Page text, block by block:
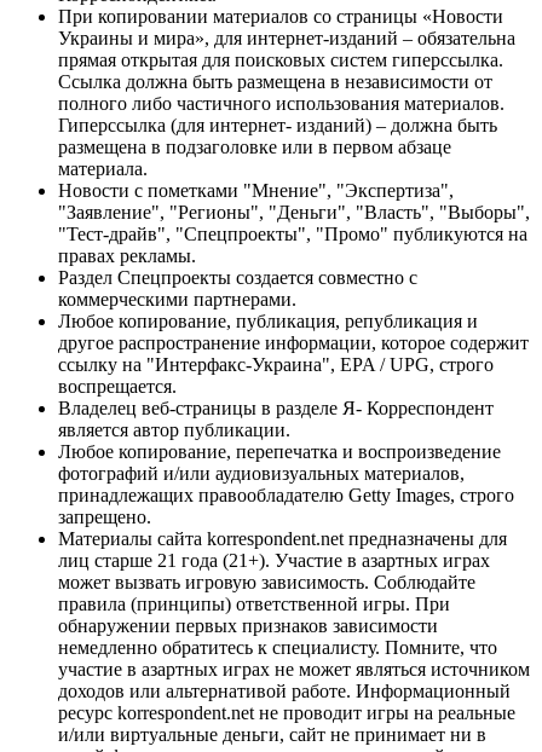
При копировании материалов со страницы «Новости
Украины и мира», для интернет-изданий – обязательна
прямая открытая для поисковых систем гиперссылка.
Ссылка должна быть размещена в независимости от
полного либо частичного использования материалов.
Гиперссылка (для интернет- изданий) – должна быть
размещена в подзаголовке или в первом абзаце
материала.
Новости с пометками "Мнение", "Экспертиза",
"Заявление", "Регионы", "Деньги", "Власть", "Выборы",
"Тест-драйв", "Спецпроекты", "Промо" публикуются на
правах рекламы.
Раздел Спецпроекты создается совместно с
коммерческими партнерами.
Любое копирование, публикация, републикация и
другое распространение информации, которое содержит
ссылку на "Интерфакс-Украина", EPA / UPG, строго
воспрещается.
Владелец веб-страницы в разделе Я- Корреспондент
является автор публикации.
Любое копирование, перепечатка и воспроизведение
фотографий и/или аудиовизуальных материалов,
принадлежащих правообладателю Getty Images, строго
запрещено.
Материалы сайта korrespondent.net предназначены для
лиц старше 21 года (21+). Участие в азартных играх
может вызвать игровую зависимость. Соблюдайте
правила (принципы) ответственной игры. При
обнаружении первых признаков зависимости
немедленно обратитесь к специалисту. Помните, что
участие в азартных играх не может являться источником
доходов или альтернативой работе. Информационный
ресурс korrespondent.net не проводит игры на реальные
и/или виртуальные деньги, сайт не принимает ни в